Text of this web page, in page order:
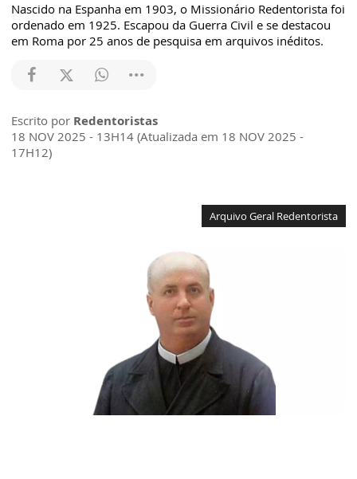
Nascido na Espanha em 1903, o Missionário Redentorista foi
ordenado em 1925. Escapou da Guerra Civil e se destacou
em Roma por 25 anos de pesquisa em arquivos inéditos.
Escrito por Redentoristas
18 NOV 2025 - 13H14 (Atualizada em 18 NOV 2025 -
17H12)
Arquivo Geral Redentorista